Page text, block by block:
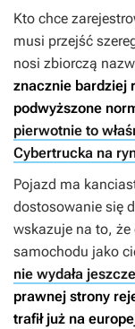
Kto chce
musi przejść
nosi zbiorczą
znacznie bardziej
podwyższone
pierwotnie to
Cybertrucka na
Pojazd ma
dostosowanie się
wskazuje na to, że
samochodu jako
nie wydała
prawnej strony
trafił już na